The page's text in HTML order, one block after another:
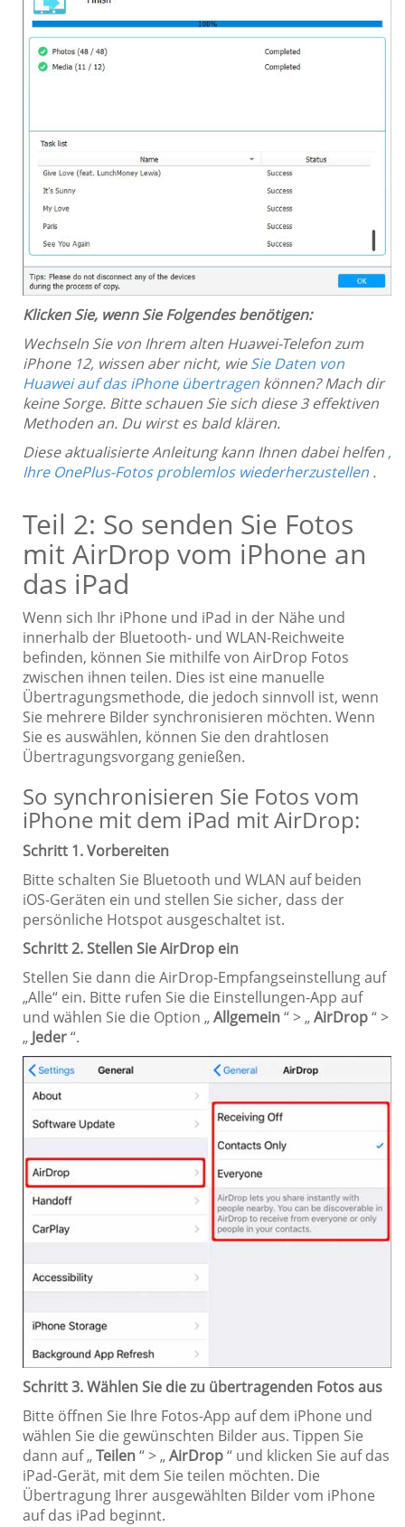
Klicken Sie, wenn Sie Folgendes benötigen:
Wechseln Sie von Ihrem alten Huawei-Telefon zum
iPhone 12, wissen aber nicht, wieSie Daten von
Huawei auf das iPhone übertragen können? Mach dir
keine Sorge. Bitte schauen Sie sich diese 3 effektiven
Methoden an. Du wirst es bald klären.
Diese aktualisierte Anleitung kann Ihnen dabei helfen ,
Ihre OnePlus-Fotos problemlos wiederherzustellen .
Teil 2: So senden Sie Fotos
mit AirDrop vom iPhone an
das iPad
Wenn sich Ihr iPhone und iPad in der Nähe und
innerhalb der Bluetooth- und WLAN-Reichweite
befinden, können Sie mithilfe von AirDrop Fotos
zwischen ihnen teilen. Dies ist eine manuelle
Übertragungsmethode, die jedoch sinnvoll ist, wenn
Sie mehrere Bilder synchronisieren möchten. Wenn
Sie es auswählen, können Sie den drahtlosen
Übertragungsvorgang genießen.
So synchronisieren Sie Fotos vom
iPhone mit dem iPad mit AirDrop:
Schritt 1. Vorbereiten
Bitte schalten Sie Bluetooth und WLAN auf beiden
iOS-Geräten ein und stellen Sie sicher, dass der
persönliche Hotspot ausgeschaltet ist.
Schritt 2. Stellen Sie AirDrop ein
Stellen Sie dann die AirDrop-Empfangseinstellung auf
„Alle“ ein. Bitte rufen Sie die Einstellungen-App auf
und wählen Sie die Option „Allgemein“ > „AirDrop“ >
„ Jeder“.
Schritt 3. Wählen Sie die zu übertragenden Fotos aus
Bitte öffnen Sie Ihre Fotos-App auf dem iPhone und
wählen Sie die gewünschten Bilder aus. Tippen Sie
dann auf „Teilen“ > „AirDrop“ und klicken Sie auf das
iPad-Gerät, mit dem Sie teilen möchten. Die
Übertragung Ihrer ausgewählten Bilder vom iPhone
auf das iPad beginnt.